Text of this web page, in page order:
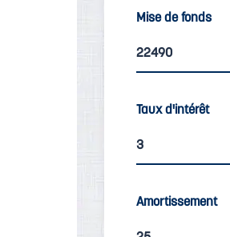
Mise de fonds
Taux d'intérêt
Amortissement